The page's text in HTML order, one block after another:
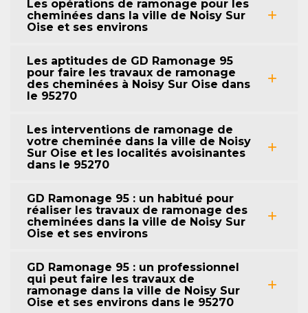
Les opérations de ramonage pour les
cheminées dans la ville de Noisy Sur
Oise et ses environs
Les aptitudes de GD Ramonage 95
pour faire les travaux de ramonage
des cheminées à Noisy Sur Oise dans
le 95270
Les interventions de ramonage de
votre cheminée dans la ville de Noisy
Sur Oise et les localités avoisinantes
dans le 95270
GD Ramonage 95 : un habitué pour
réaliser les travaux de ramonage des
cheminées dans la ville de Noisy Sur
Oise et ses environs
GD Ramonage 95 : un professionnel
qui peut faire les travaux de
ramonage dans la ville de Noisy Sur
Oise et ses environs dans le 95270